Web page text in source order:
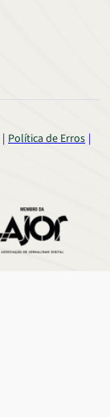
Política de Erros